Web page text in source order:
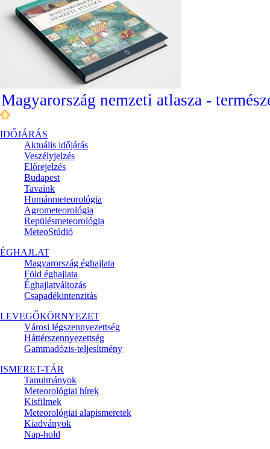
Magyarország nemzeti atlasza -
IDŐJÁRÁS
Aktuális időjárás
Veszélyjelzés
Előrejelzés
Budapest
Tavaink
Humánmeteorológia
Agrometeorológia
Repülésmeteorológia
MeteoStúdió
ÉGHAJLAT
Magyarország éghajlata
Föld éghajlata
Éghajlatváltozás
Csapadékintenzitás
LEVEGŐKÖRNYEZET
Városi légszennyezettség
Háttérszennyezettség
Gammadózis-teljesítmény
ISMERET-TÁR
Tanulmányok
Meteorológiai hírek
Kisfilmek
Meteorológiai alapismeretek
Kiadványok
Nap-hold